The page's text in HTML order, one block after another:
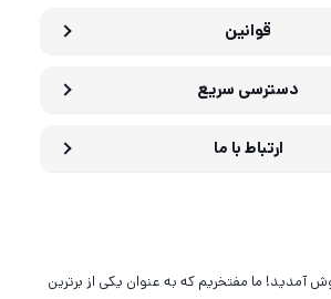
قوانین
دسترسی سریع
ارتباط با ما
آمدید! ما مفتخریم که به عنوان یکی از برترین